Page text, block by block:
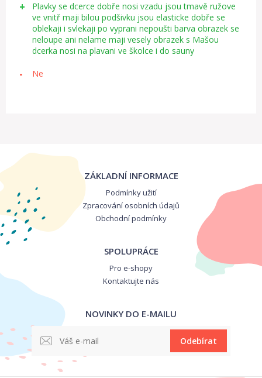
Plavky se dcerce dobře nosi vzadu jsou tmavě ružove
ve vnitř maji bilou podšivku jsou elasticke dobře se
oblekaji i svlekaji po vyprani nepoušti barva obrazek se
neloupe ani nelame maji vesely obrazek s Mašou
dcerka nosi na plavani ve školce i do sauny
Ne
ZÁKLADNÍ INFORMACE
Podmínky užití
Zpracování osobních údajů
Obchodní podmínky
SPOLUPRÁCE
Pro e-shopy
Kontaktujte nás
NOVINKY DO E-MAILU
Odebírat